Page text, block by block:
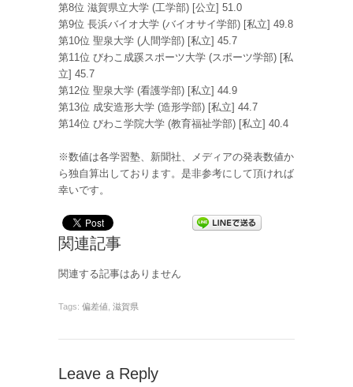
第8位 滋賀県立大学 (工学部) [公立] 51.0
第9位 長浜バイオ大学 (バイオサイ学部) [私立] 49.8
第10位 聖泉大学 (人間学部) [私立] 45.7
第11位 びわこ成蹊スポーツ大学 (スポーツ学部) [私
立] 45.7
第12位 聖泉大学 (看護学部) [私立] 44.9
第13位 成安造形大学 (造形学部) [私立] 44.7
第14位 びわこ学院大学 (教育福祉学部) [私立] 40.4
※数値は各学習塾、新聞社、メディアの発表数値か
ら独自算出しております。是非参考にして頂ければ
幸いです。
関連記事
関連する記事はありません
Tags: 偏差値 滋賀県
Leave a Reply